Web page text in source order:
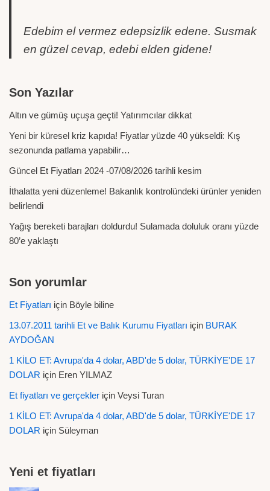
Edebim el vermez edepsizlik edene. Susmak
en güzel cevap, edebi elden gidene!
Son Yazılar
Altın ve gümüş uçuşa geçti! Yatırımcılar dikkat
Yeni bir küresel kriz kapıda! Fiyatlar yüzde 40 yükseldi: Kış
sezonunda patlama yapabilir…
Güncel Et Fiyatları 2024 -07/08/2026 tarihli kesim
İthalatta yeni düzenleme! Bakanlık kontrolündeki ürünler yeniden
belirlendi
Yağış bereketi barajları doldurdu! Sulamada doluluk oranı yüzde
80’e yaklaştı
Son yorumlar
Et Fiyatları için Böyle biline
13.07.2011 tarihli Et ve Balık Kurumu Fiyatları için BURAK
AYDOĞAN
1 KİLO ET: Avrupa'da 4 dolar, ABD'de 5 dolar, TÜRKİYE'DE 17
DOLAR için Eren YILMAZ
Et fiyatları ve gerçekler için Veysi Turan
1 KİLO ET: Avrupa'da 4 dolar, ABD'de 5 dolar, TÜRKİYE'DE 17
DOLAR için Süleyman
Yeni et fiyatları